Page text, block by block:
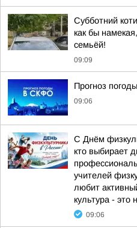
Субботний
как бы
семьёй!
09:09
Прогноз
09:06
С Днём
кто выбирает
учителей
любит
культура - это
09:06